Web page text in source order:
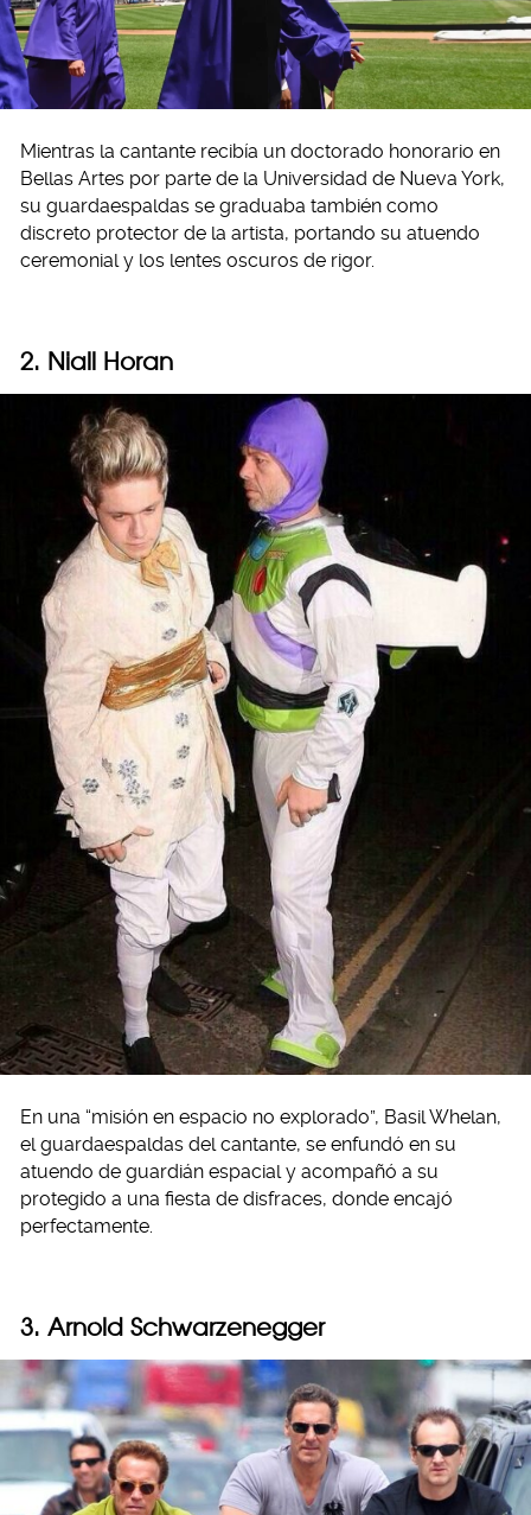
Mientras la cantante recibía un doctorado honorario en
Bellas Artes por parte de la Universidad de Nueva York,
su guardaespaldas se graduaba también como
discreto protector de la artista, portando su atuendo
ceremonial y los lentes oscuros de rigor.
2. Niall Horan
En una “misión en espacio no explorado”, Basil Whelan,
el guardaespaldas del cantante, se enfundó en su
atuendo de guardián espacial y acompañó a su
protegido a una fiesta de disfraces, donde encajó
perfectamente.
3. Arnold Schwarzenegger